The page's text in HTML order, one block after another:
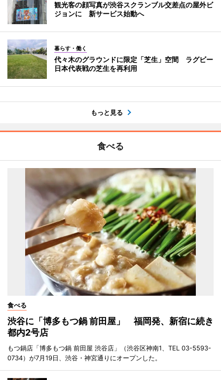
観光客の顔写真が渋谷スクランブル交差点の屋外ビ
ジョンに 新サービス始動へ
暮らす・働く
代々木のグラウンドに限定「芝生」空間 ラグビー
日本代表戦の芝生を再利用
もっと見る
食べる
食べる
渋谷に「博多もつ鍋 前田屋」 福岡発、新宿に続き
都内2号店
もつ鍋店「博多もつ鍋 前田屋 渋谷店」（渋谷区神南1、TEL 03-5593-
0734）が7月19日、渋谷・神宮通りにオープンした。